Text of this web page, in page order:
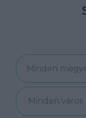
Minden város